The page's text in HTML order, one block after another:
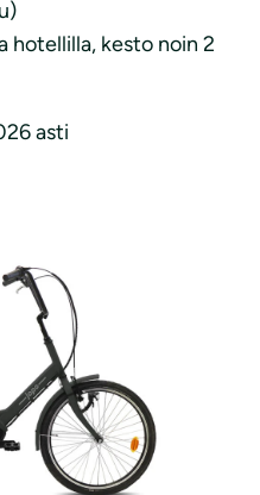
hotellilla, kesto noin 2
asti